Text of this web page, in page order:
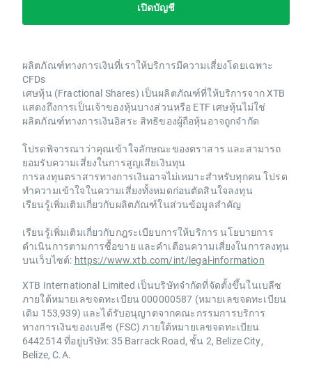
เปิดบัญชี
ผลิตภัณฑ์ทางการเงินที่เราให้บริการมีความเสี่ยงโดยเฉพาะ
CFDs
เศษหุ้น (Fractional Shares) เป็นผลิตภัณฑ์ที่ให้บริการจาก XTB
แสดงถึงการเป็นเจ้าของหุ้นบางส่วนหรือ ETF เศษหุ้นไม่ใช่
ผลิตภัณฑ์ทางการเงินอิสระ สิทธิของผู้ถือหุ้นอาจถูกจำกัด
โปรดพิจารณาว่าคุณเข้าใจลักษณะของตราสาร และสามารถ
ยอมรับความเสี่ยงในการสูญเสียเงินทุน
การลงทุนตราสารทางการเงินอาจไม่เหมาะสำหรับทุกคน โปรด
ทำความเข้าใจในความเสี่ยงทั้งหมดก่อนตัดสินใจลงทุน
เรียนรู้เพิ่มเติมเกี่ยวกับผลิตภัณฑ์ในส่วนข้อมูลสำคัญ
เรียนรู้เพิ่มเติมเกี่ยวกับกฎระเบียบการให้บริการ นโยบายการ
ดำเนินการตามการซื้อขาย และคำเตือนความเสี่ยงในการลงทุน
บนเว็บไซต์: https://www.xtb.com/int/legal-information
XTB International Limited เป็นบริษัทจำกัดที่จัดตั้งขึ้นในเบลีซ
ภายใต้หมายเลขจดทะเบียน 000000587 (หมายเลขจดทะเบียน
เดิม 153,939) และได้รับอนุญาตจากคณะกรรมการบริการ
ทางการเงินของเบลีซ (FSC) ภายใต้หมายเลขจดทะเบียน
6442514 ที่อยู่บริษัท: 35 Barrack Road, ชั้น 2, Belize City,
Belize, C.A.